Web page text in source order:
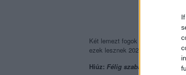
Két lemezt fogok kiemelni 2022-
ezek lesznek 2022 legfontosabb
Hiúz: Félig szabad